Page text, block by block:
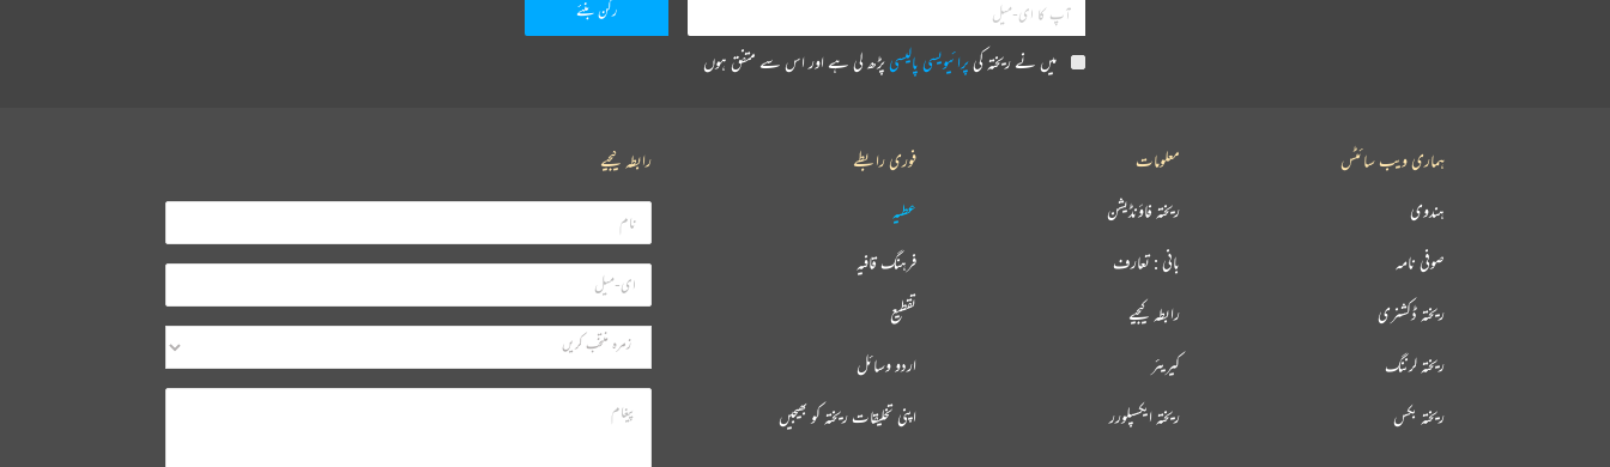
میں نے ریختہ کی پرائیویسی پالیسی پڑھ لی ہے اور اس سے متفق ہوں
فوری رابطے
عطیہ
فرہنگ قافیہ
تقطیع
اردو وسائل
اپنی تخلیقات ریختہ کو بھیجیں
معلومات
ریختہ فاؤنڈیشن
بانی : تعارف
رابطہ کیجیے
کیریئر
ریختہ ایکسپلورر
ہماری ویب سائٹس
ہندوی
صوفی نامہ
ریختہ ڈکشنری
ریختہ لرننگ
ریختہ بکس
رابطہ کیجیے